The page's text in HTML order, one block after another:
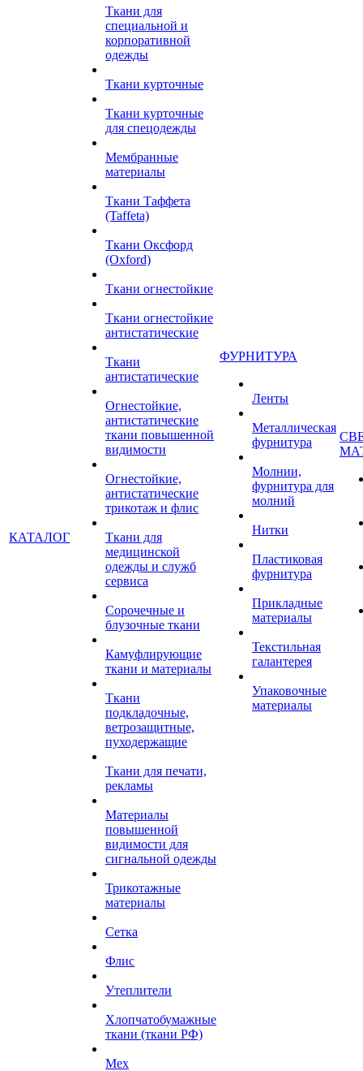
КАТАЛОГ
Ткани для
специальной и
корпоративной
одежды
Ткани курточные
Ткани курточные
для спецодежды
Мембранные
материалы
Ткани Таффета
(Taffeta)
Ткани Оксфорд
(Oxford)
Ткани огнестойкие
Ткани огнестойкие
антистатические
Ткани
антистатические
Огнестойкие,
антистатические
ткани повышенной
видимости
Огнестойкие,
антистатические
трикотаж и флис
Ткани для
медицинской
одежды и служб
сервиса
Сорочечные и
блузочные ткани
Камуфлирующие
ткани и материалы
Ткани
подкладочные,
ветрозащитные,
пуходержащие
Ткани для печати,
рекламы
Материалы
повышенной
видимости для
сигнальной одежды
Трикотажные
материалы
Сетка
Флис
Утеплители
Хлопчатобумажные
ткани (ткани РФ)
Мех
ФУРНИТУРА
Ленты
Металлическая
фурнитура
Молнии,
фурнитура для
молний
Нитки
Пластиковая
фурнитура
Прикладные
материалы
Текстильная
галантерея
Упаковочные
материалы